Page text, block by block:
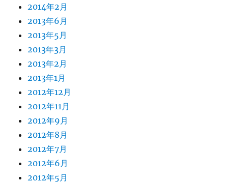
2014年2月
2013年6月
2013年5月
2013年3月
2013年2月
2013年1月
2012年12月
2012年11月
2012年9月
2012年8月
2012年7月
2012年6月
2012年5月